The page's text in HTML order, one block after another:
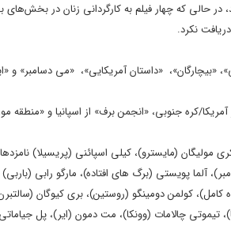
حالی که چهار فیلم به کارگردانی زنان در بخش‌های
نکرد.
«بیچارگان»، «داستان آمریکایی»، «می دسامبر» و
کره جنوبی، «انجمن برف» از اسپانیا و «منطقه
مولیگان (مایسترو)، کیلی اسپائنی (پریسیلا)
آلما پویستی (برگ های افتاده)، مارگو رابی (باربی)
کامل)، کولمن دومینگو (روستین)، بری کیوگان
تیموتی چالامات (وونکا)، مت دمون (ایر)، پل جیاماتی